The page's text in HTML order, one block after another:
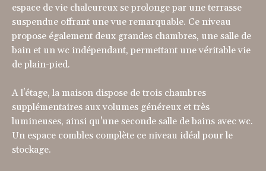
espace de vie chaleureux se prolonge par une terrasse
suspendue offrant une vue remarquable. Ce niveau
propose également deux grandes chambres, une salle de
bain et un wc indépendant, permettant une véritable vie
de plain-pied.
A l'étage, la maison dispose de trois chambres
supplémentaires aux volumes généreux et très
lumineuses, ainsi qu'une seconde salle de bains avec wc.
Un espace combles complète ce niveau idéal pour le
stockage.